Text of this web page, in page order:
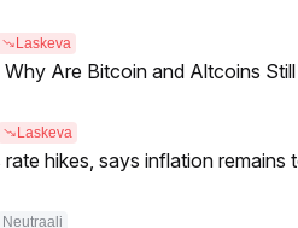
Laskeva
Are Bitcoin and Altcoins Still
Laskeva
rate hikes, says inflation remains
Neutraali